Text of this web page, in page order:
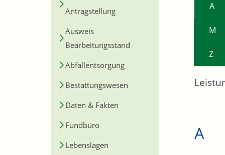
Antragstellung
Ausweis
Bearbeitungsstand
Abfallentsorgung
Bestattungswesen
Daten & Fakten
Fundbüro
Lebenslagen
A
M
Z
A